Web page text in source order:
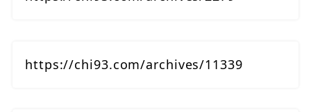
https://chi93.com/archives/11339